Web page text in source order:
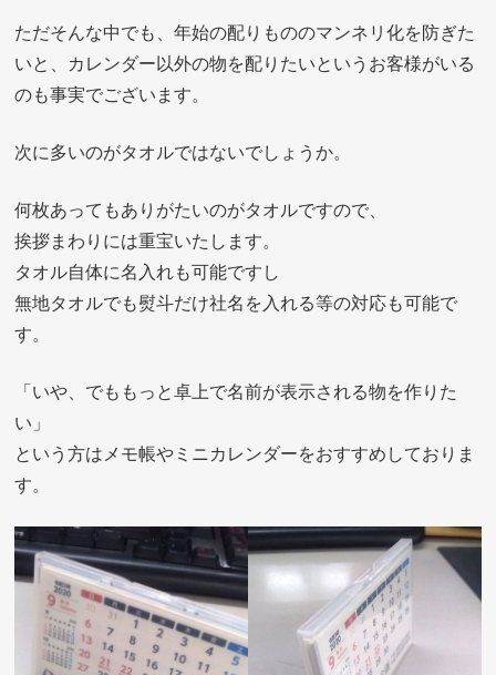
ただそんな中でも、年始の配りもののマンネリ化を防ぎた
いと、カレンダー以外の物を配りたいというお客様がいる
のも事実でございます。
次に多いのがタオルではないでしょうか。
何枚あってもありがたいのがタオルですので、
挨拶まわりには重宝いたします。
タオル自体に名入れも可能ですし
無地タオルでも熨斗だけ社名を入れる等の対応も可能で
す。
「いや、でももっと卓上で名前が表示される物を作りた
い」
という方はメモ帳やミニカレンダーをおすすめしておりま
す。